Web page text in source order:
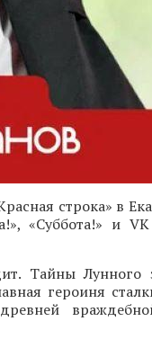
строка» в
«Суббота!» и
Тайны Лунного
героиня